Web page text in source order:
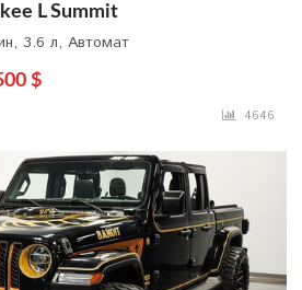
L Summit
3.6 л, Автомат
$
4646